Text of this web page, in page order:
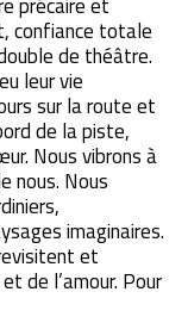
confiance totale
de théâtre.
leur vie
sur la route et
de la piste,
Nous vibrons à
nous. Nous
imaginaires.
et
de l’amour. Pour